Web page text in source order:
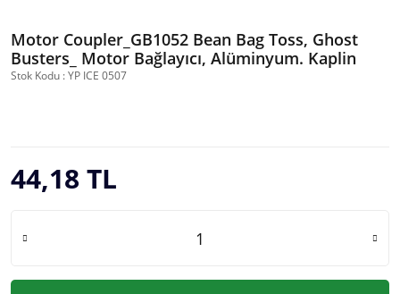
Motor Coupler_GB1052 Bean Bag Toss, Ghost
Busters_ Motor Bağlayıcı, Alüminyum. Kaplin
Stok Kodu : YP ICE 0507
44,18 TL